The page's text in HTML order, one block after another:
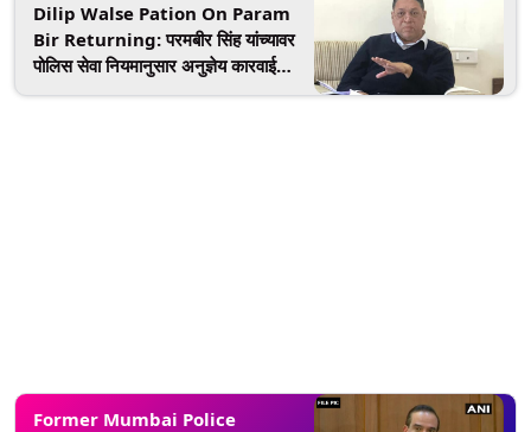
Dilip Walse Pation On Param
Bir Returning: परमबीर सिंह यांच्यावर
पोलिस सेवा नियमानुसार अनुज्ञेय कारवाई
Former Mumbai Police